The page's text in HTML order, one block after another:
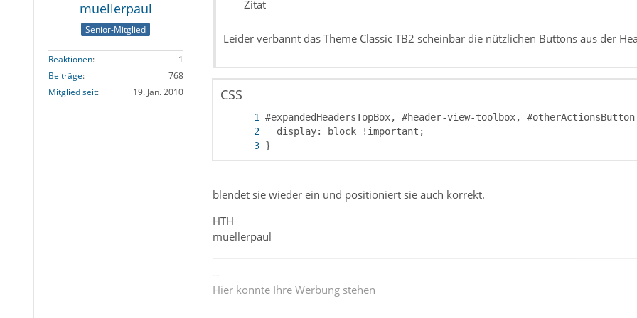
muellerpaul
Senior-Mitglied
Reaktionen
1
Beiträge
768
Mitglied seit
19. Jan. 2010
Zitat
Leider verbannt das Theme Classic TB2 scheinbar die nützlichen Buttons aus der
CSS
}
blendet sie wieder ein und positioniert sie auch korrekt.
HTH
muellerpaul
--
Hier könnte Ihre Werbung stehen